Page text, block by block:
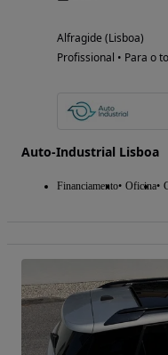
Alfragide (Lisboa)
Profissional • Para o
Auto-Industrial Lisboa
Financiamento Oficina